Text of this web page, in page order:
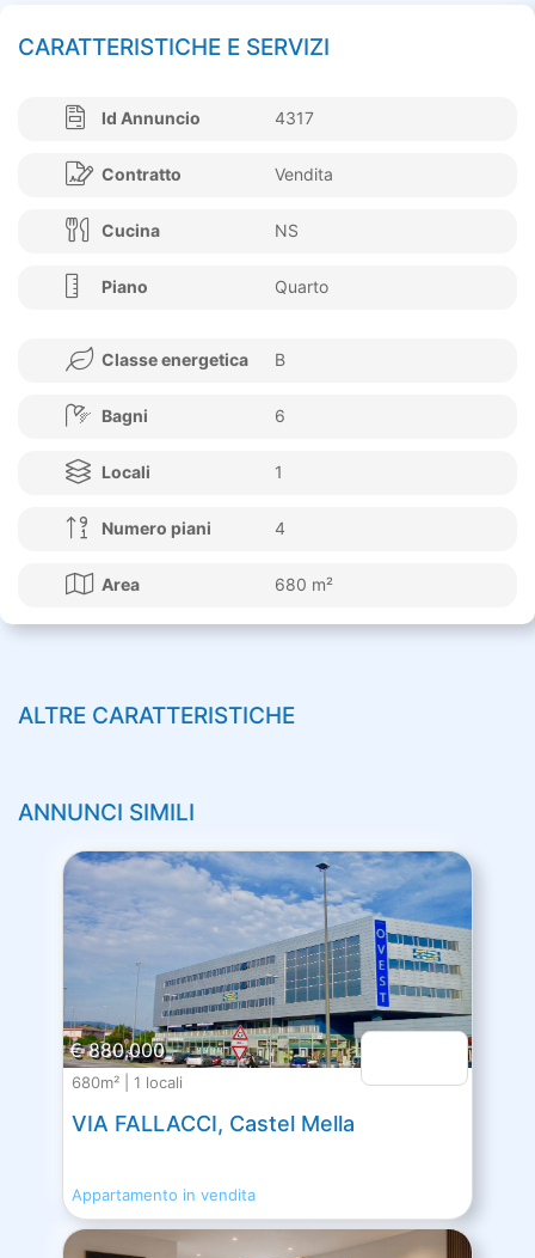
CARATTERISTICHE E SERVIZI
Id Annuncio 4317
Contratto Vendita
Cucina NS
Piano Quarto
Classe energetica B
Bagni 6
Locali 1
Numero piani 4
Area 680 m²
ALTRE CARATTERISTICHE
ANNUNCI SIMILI
€ 880.000
680m² | 1 locali
VIA FALLACCI, Castel Mella
Appartamento in vendita